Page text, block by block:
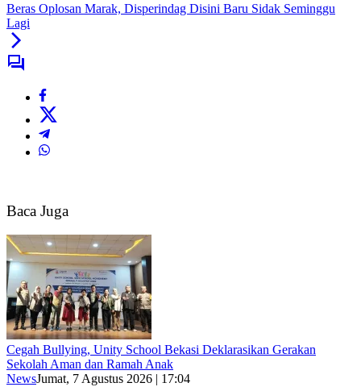
Beras Oplosan Marak, Disperindag Disini Baru Sidak Seminggu
Lagi
Baca Juga
Cegah Bullying, Unity School Bekasi Deklarasikan Gerakan
Sekolah Aman dan Ramah Anak
NewsJumat, 7 Agustus 2026 | 17:04